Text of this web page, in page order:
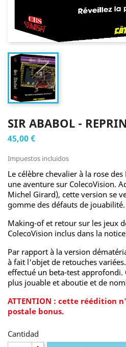
SIR ABABOL -
45,00 €
Impuestos incluidos
Le célèbre chevalier à la rose
une aventure sur ColecoVision.
Michel Girard), cette version se
gomme des défauts de jouabilité.
Making-of et retour sur les jeux
ColecoVision inclus dans la
Par rapport à la version
à fait l'objet de retouches
effectué un beta-test approfondi.
plus jouable et aboutie et de
ATTENTION : cette réédition
postale bonus.
Cantidad